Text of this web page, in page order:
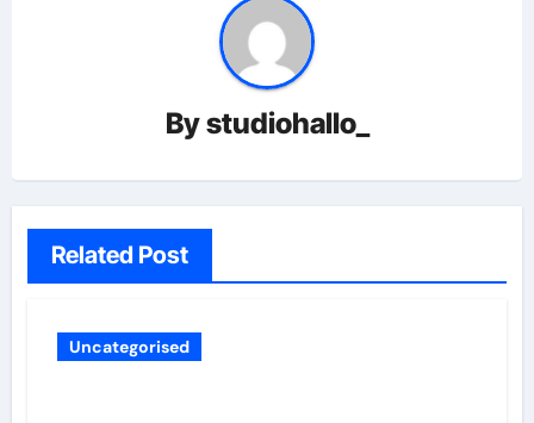
Bystudiohallo_
Related Post
Uncategorised